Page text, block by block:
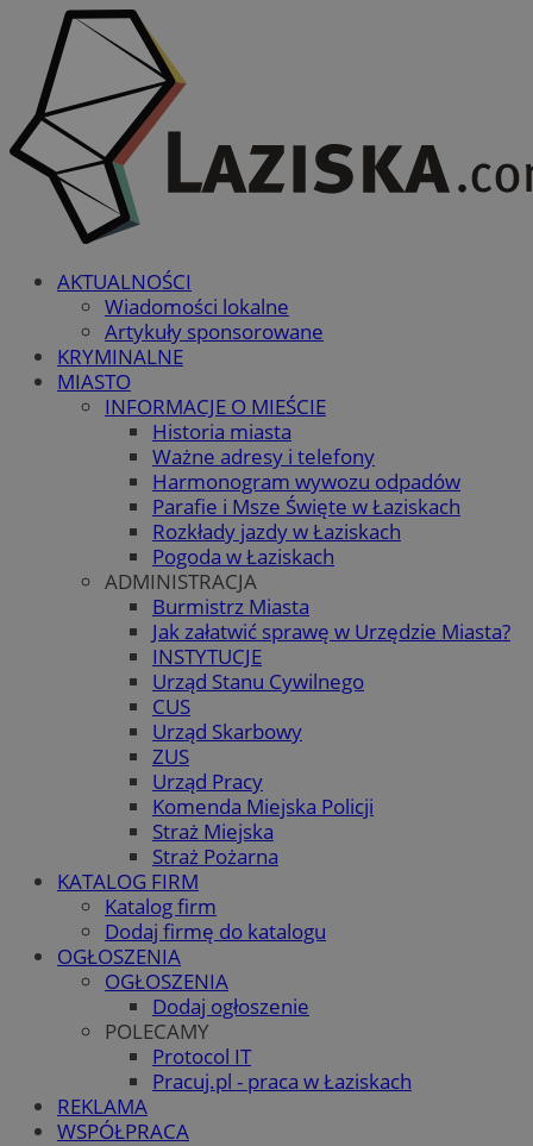
AKTUALNOŚCI
Wiadomości lokalne
Artykuły sponsorowane
KRYMINALNE
MIASTO
INFORMACJE O MIEŚCIE
Historia miasta
Ważne adresy i telefony
Harmonogram wywozu odpadów
Parafie i Msze Święte w Łaziskach
Rozkłady jazdy w Łaziskach
Pogoda w Łaziskach
ADMINISTRACJA
Burmistrz Miasta
Jak załatwić sprawę w Urzędzie Miasta?
INSTYTUCJE
Urząd Stanu Cywilnego
CUS
Urząd Skarbowy
ZUS
Urząd Pracy
Komenda Miejska Policji
Straż Miejska
Straż Pożarna
KATALOG FIRM
Katalog firm
Dodaj firmę do katalogu
OGŁOSZENIA
OGŁOSZENIA
Dodaj ogłoszenie
POLECAMY
Protocol IT
Pracuj.pl - praca w Łaziskach
REKLAMA
WSPÓŁPRACA